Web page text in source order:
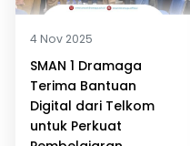
4 Nov 2025
SMAN 1 Dramaga
Terima Bantuan
Digital dari Telkom
untuk Perkuat